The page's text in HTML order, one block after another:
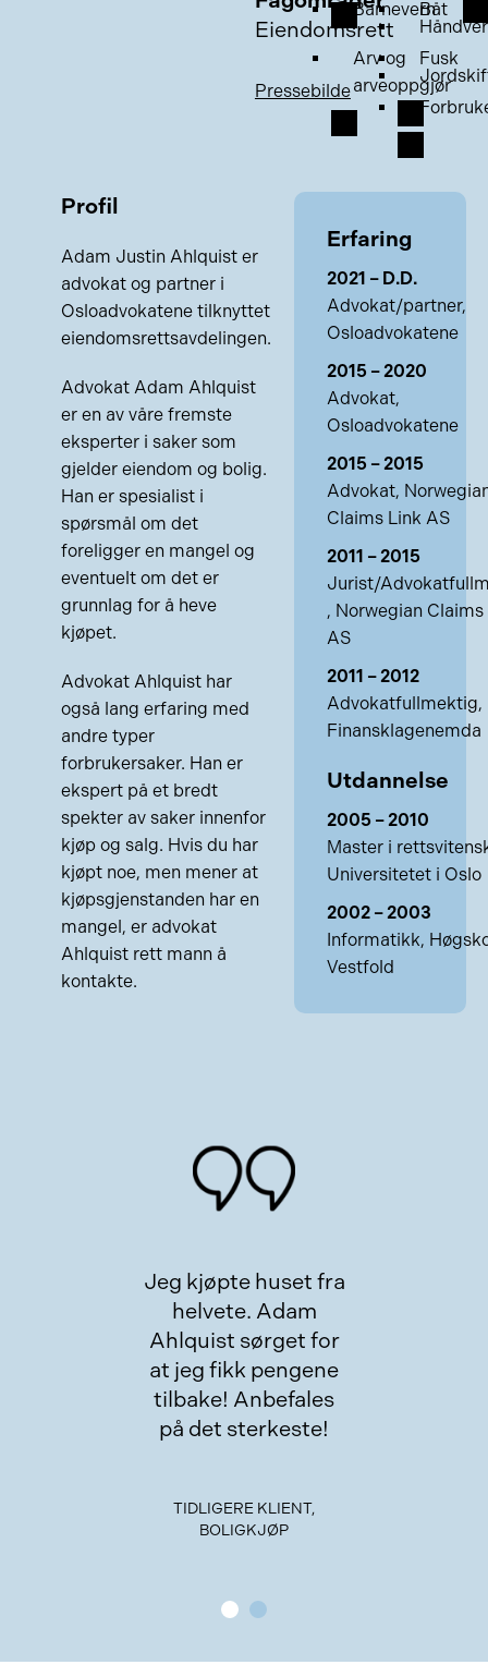
Barnevern
Arv og
arveoppgjør
Båt
Fusk
Eiendomsrett
Pressebilde
Profil
Adam Justin Ahlquist er
advokat og partner i
Osloadvokatene tilknyttet
eiendomsrettsavdelingen.
Advokat Adam Ahlquist
er en av våre fremste
eksperter i saker som
gjelder eiendom og bolig.
Han er spesialist i
spørsmål om det
foreligger en mangel og
eventuelt om det er
grunnlag for å heve
kjøpet.
Advokat Ahlquist har
også lang erfaring med
andre typer
forbrukersaker. Han er
ekspert på et bredt
spekter av saker innenfor
kjøp og salg. Hvis du har
kjøpt noe, men mener at
kjøpsgjenstanden har en
mangel, er advokat
Ahlquist rett mann å
kontakte.
Erfaring
2021 – D.D.
Advokat/partner,
Osloadvokatene
2015 – 2020
Advokat,
Osloadvokatene
2015 – 2015
Advokat,
Claims Link AS
2011 – 2015
Jurist/
, Norwegian Claims
AS
2011 – 2012
Advokatfullmektig,
Finansklagenemda
Utdannelse
2005 – 2010
Master i
Universitetet i Oslo
2002 – 2003
Informatikk,
Vestfold
Jeg kjøpte huset fra
helvete. Adam
Ahlquist sørget for
at jeg fikk pengene
tilbake! Anbefales
på det sterkeste!
TIDLIGERE KLIENT,
BOLIGKJØP